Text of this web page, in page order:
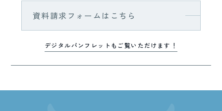
資料請求フォームはこちら
デジタルパンフレットもご覧いただけます！